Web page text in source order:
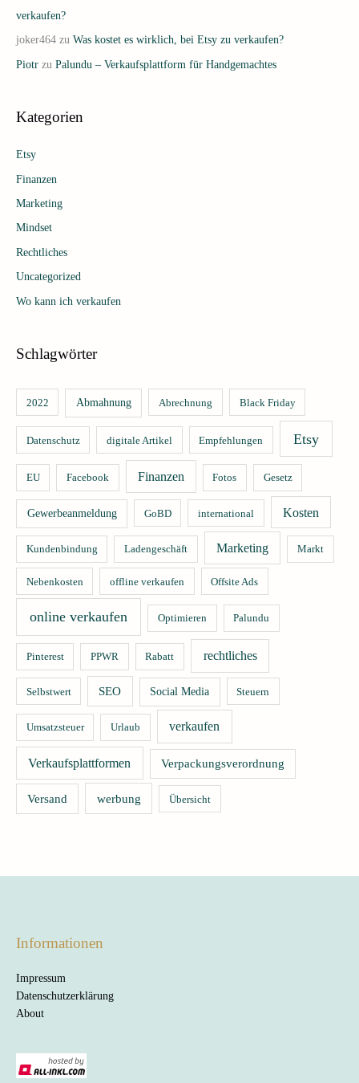
verkaufen?
joker464 zu Was kostet es wirklich, bei Etsy zu verkaufen?
Piotr zu Palundu – Verkaufsplattform für Handgemachtes
Kategorien
Etsy
Finanzen
Marketing
Mindset
Rechtliches
Uncategorized
Wo kann ich verkaufen
Schlagwörter
2022 Abmahnung Abrechnung Black Friday
Datenschutz digitale Artikel Empfehlungen Etsy
EU Facebook Finanzen Fotos Gesetz
Gewerbeanmeldung GoBD international Kosten
Kundenbindung Ladengeschäft Marketing Markt
Nebenkosten offline verkaufen Offsite Ads
online verkaufen Optimieren Palundu
Pinterest PPWR Rabatt rechtliches
Selbstwert SEO Social Media Steuern
Umsatzsteuer Urlaub verkaufen
Verkaufsplattformen Verpackungsverordnung
Versand werbung Übersicht
Informationen
Impressum
Datenschutzerklärung
About